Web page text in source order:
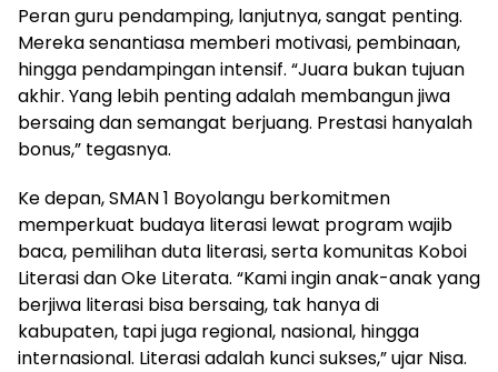
Peran guru pendamping, lanjutnya, sangat penting.
Mereka senantiasa memberi motivasi, pembinaan,
hingga pendampingan intensif. “Juara bukan tujuan
akhir. Yang lebih penting adalah membangun jiwa
bersaing dan semangat berjuang. Prestasi hanyalah
bonus,” tegasnya.
Ke depan, SMAN 1 Boyolangu berkomitmen
memperkuat budaya literasi lewat program wajib
baca, pemilihan duta literasi, serta komunitas Koboi
Literasi dan Oke Literata. “Kami ingin anak-anak yang
berjiwa literasi bisa bersaing, tak hanya di
kabupaten, tapi juga regional, nasional, hingga
internasional. Literasi adalah kunci sukses,” ujar Nisa.